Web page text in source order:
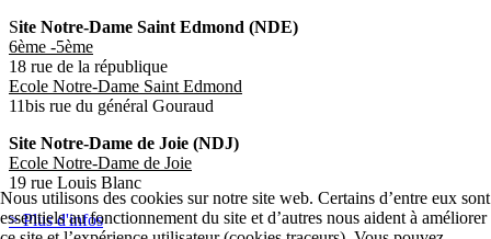
Site Notre-Dame Saint Edmond (NDE)
6ème -5ème
18 rue de la république
Ecole Notre-Dame Saint Edmond
11bis rue du général Gouraud
Site Notre-Dame de Joie (NDJ)
Ecole Notre-Dame de Joie
19 rue Louis Blanc
> Plus d'infos
Nous utilisons des cookies sur notre site web. Certains d’entre eux sont
essentiels au fonctionnement du site et d’autres nous aident à améliorer